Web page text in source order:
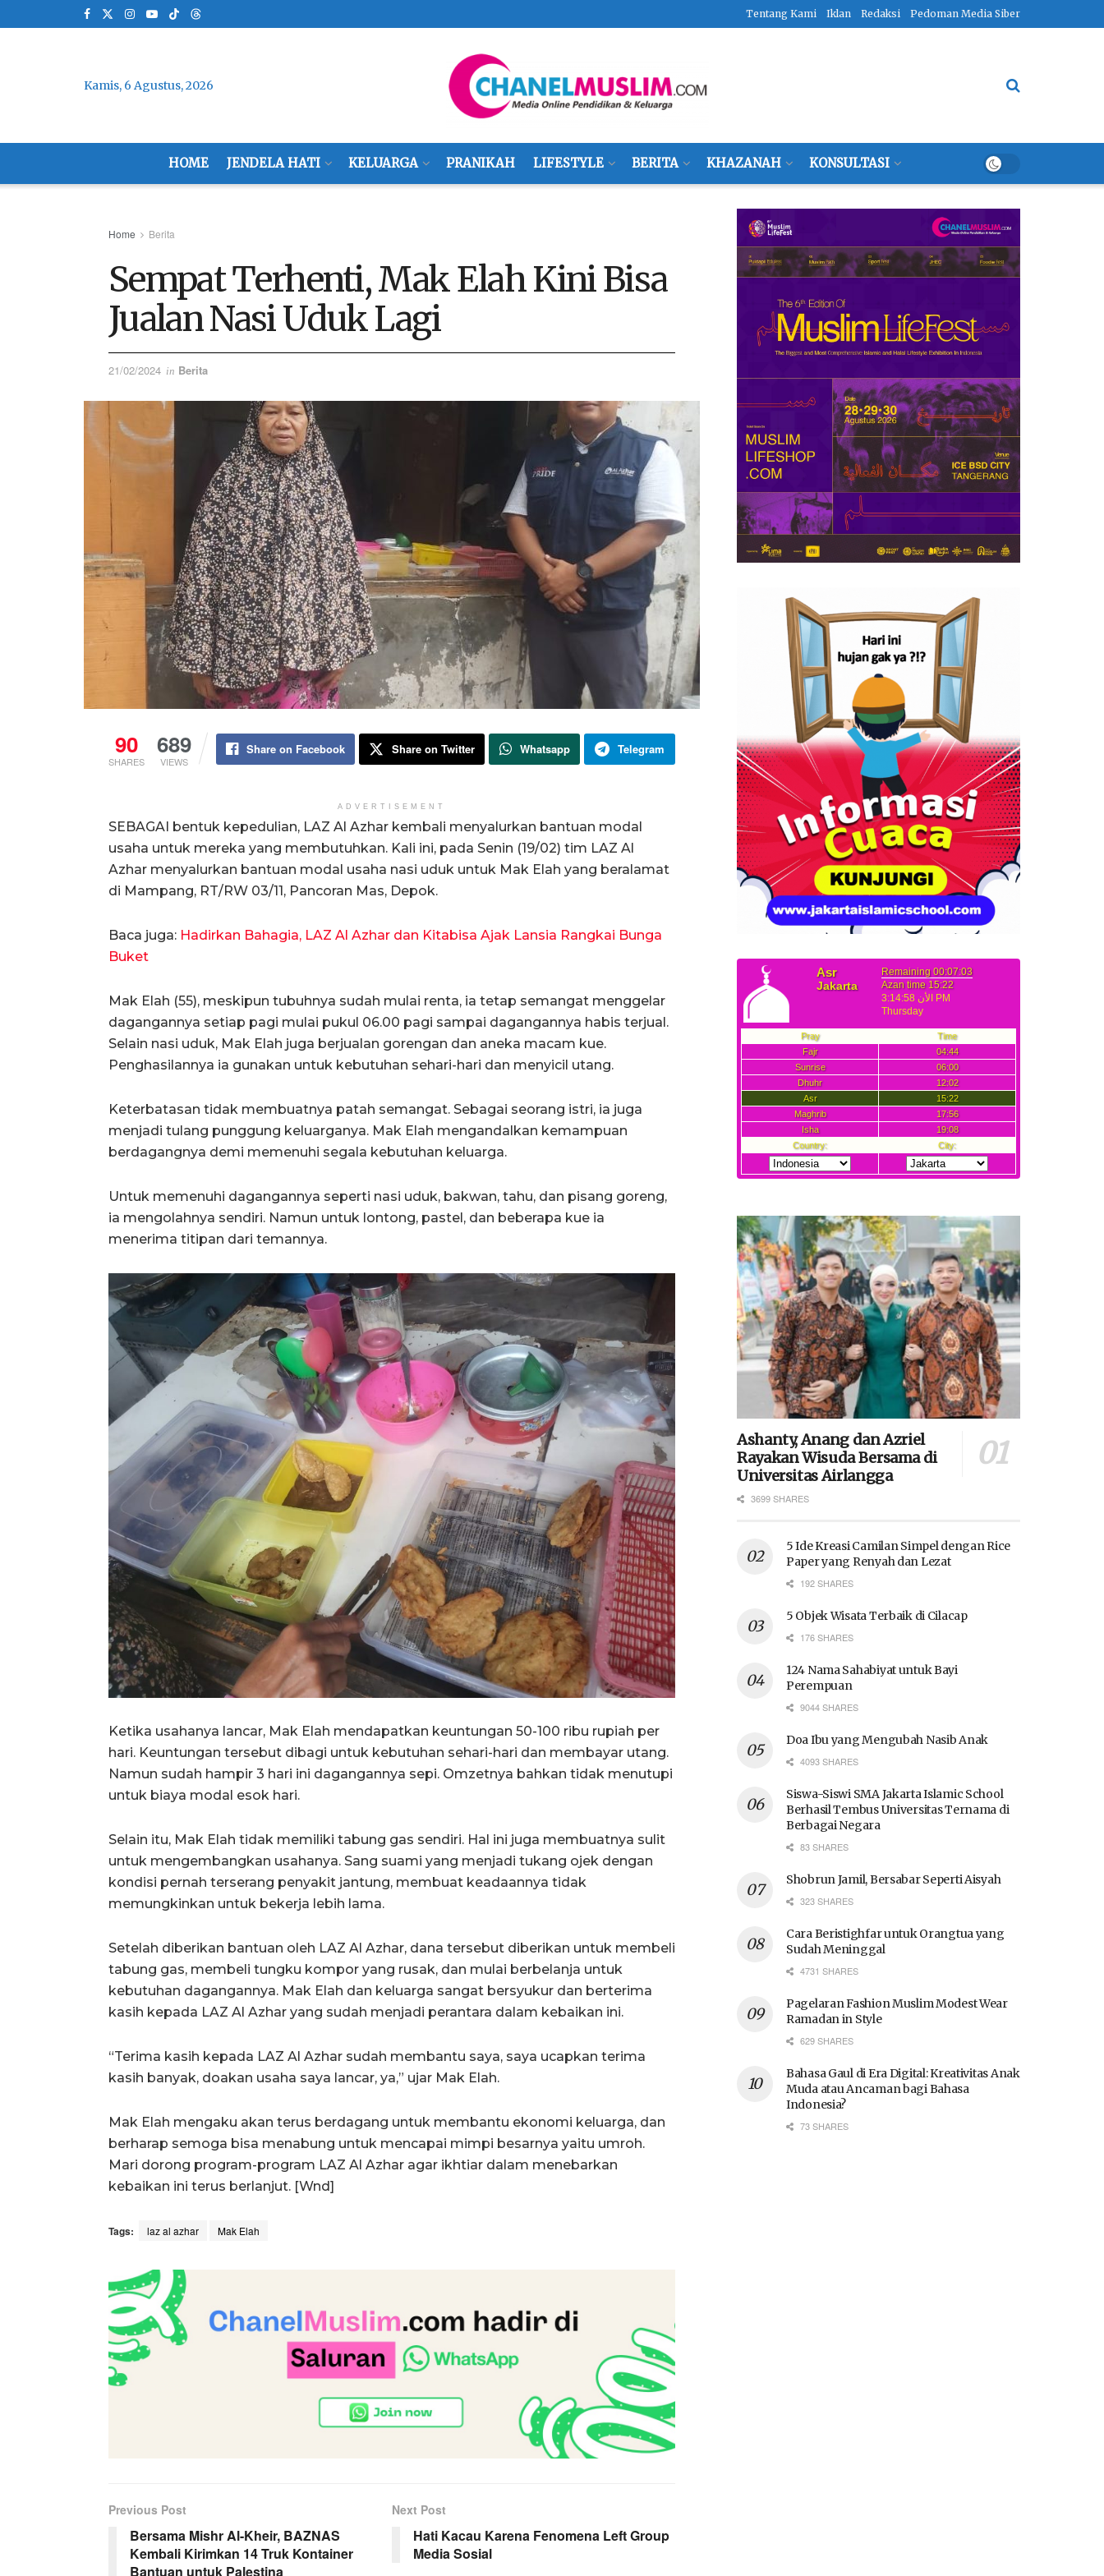
Tentang Kami Iklan Redaksi Pedoman Media Siber
Kamis, 6 Agustus, 2026
HOME JENDELA HATI KELUARGA PRANIKAH LIFESTYLE BERITA KHAZANAH KONSULTASI
Home Berita
Sempat Terhenti, Mak Elah Kini Bisa
Jualan Nasi Uduk Lagi
21/02/2024 in Berita
90
SHARES
689
VIEWS
Share on Facebook Share on Twitter Whatsapp Telegram
ADVERTISEMENT
SEBAGAI bentuk kepedulian, LAZ Al Azhar kembali menyalurkan bantuan modal
usaha untuk mereka yang membutuhkan. Kali ini, pada Senin (19/02) tim LAZ Al
Azhar menyalurkan bantuan modal usaha nasi uduk untuk Mak Elah yang beralamat
di Mampang, RT/RW 03/11, Pancoran Mas, Depok.
Baca juga: Hadirkan Bahagia, LAZ Al Azhar dan Kitabisa Ajak Lansia Rangkai Bunga
Buket
Mak Elah (55), meskipun tubuhnya sudah mulai renta, ia tetap semangat menggelar
dagangannya setiap pagi mulai pukul 06.00 pagi sampai dagangannya habis terjual.
Selain nasi uduk, Mak Elah juga berjualan gorengan dan aneka macam kue.
Penghasilannya ia gunakan untuk kebutuhan sehari-hari dan menyicil utang.
Keterbatasan tidak membuatnya patah semangat. Sebagai seorang istri, ia juga
menjadi tulang punggung keluarganya. Mak Elah mengandalkan kemampuan
berdagangnya demi memenuhi segala kebutuhan keluarga.
Untuk memenuhi dagangannya seperti nasi uduk, bakwan, tahu, dan pisang goreng,
ia mengolahnya sendiri. Namun untuk lontong, pastel, dan beberapa kue ia
menerima titipan dari temannya.
Ketika usahanya lancar, Mak Elah mendapatkan keuntungan 50-100 ribu rupiah per
hari. Keuntungan tersebut dibagi untuk kebutuhan sehari-hari dan membayar utang.
Namun sudah hampir 3 hari ini dagangannya sepi. Omzetnya bahkan tidak menutupi
untuk biaya modal esok hari.
Selain itu, Mak Elah tidak memiliki tabung gas sendiri. Hal ini juga membuatnya sulit
untuk mengembangkan usahanya. Sang suami yang menjadi tukang ojek dengan
kondisi pernah terserang penyakit jantung, membuat keadaannya tidak
memungkinkan untuk bekerja lebih lama.
Setelah diberikan bantuan oleh LAZ Al Azhar, dana tersebut diberikan untuk membeli
tabung gas, membeli tungku kompor yang rusak, dan mulai berbelanja untuk
kebutuhan dagangannya. Mak Elah dan keluarga sangat bersyukur dan berterima
kasih kepada LAZ Al Azhar yang sudah menjadi perantara dalam kebaikan ini.
“Terima kasih kepada LAZ Al Azhar sudah membantu saya, saya ucapkan terima
kasih banyak, doakan usaha saya lancar, ya,” ujar Mak Elah.
Mak Elah mengaku akan terus berdagang untuk membantu ekonomi keluarga, dan
berharap semoga bisa menabung untuk mencapai mimpi besarnya yaitu umroh.
Mari dorong program-program LAZ Al Azhar agar ikhtiar dalam menebarkan
kebaikan ini terus berlanjut. [Wnd]
Tags: laz al azhar Mak Elah
Previous Post
Bersama Mishr Al-Kheir, BAZNAS
Kembali Kirimkan 14 Truk Kontainer
Bantuan untuk Palestina
Next Post
Hati Kacau Karena Fenomena Left Group
Media Sosial
Ashanty, Anang dan Azriel
Rayakan Wisuda Bersama di
Universitas Airlangga
3699 SHARES
5 Ide Kreasi Camilan Simpel dengan Rice
Paper yang Renyah dan Lezat
192 SHARES
5 Objek Wisata Terbaik di Cilacap
176 SHARES
124 Nama Sahabiyat untuk Bayi
Perempuan
9044 SHARES
Doa Ibu yang Mengubah Nasib Anak
4093 SHARES
Siswa-Siswi SMA Jakarta Islamic School
Berhasil Tembus Universitas Ternama di
Berbagai Negara
83 SHARES
Shobrun Jamil, Bersabar Seperti Aisyah
323 SHARES
Cara Beristighfar untuk Orangtua yang
Sudah Meninggal
4731 SHARES
Pagelaran Fashion Muslim Modest Wear
Ramadan in Style
629 SHARES
Bahasa Gaul di Era Digital: Kreativitas Anak
Muda atau Ancaman bagi Bahasa
Indonesia?
73 SHARES